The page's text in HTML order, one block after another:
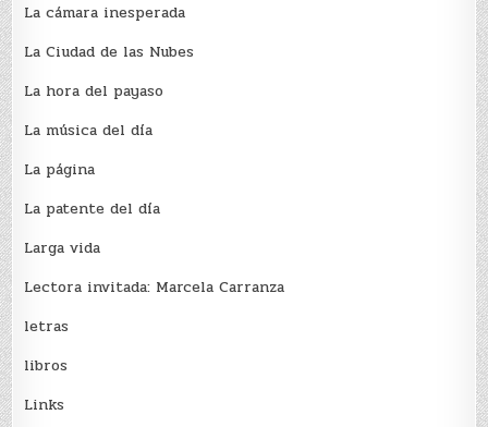
La cámara inesperada
La Ciudad de las Nubes
La hora del payaso
La música del día
La página
La patente del día
Larga vida
Lectora invitada: Marcela Carranza
letras
libros
Links